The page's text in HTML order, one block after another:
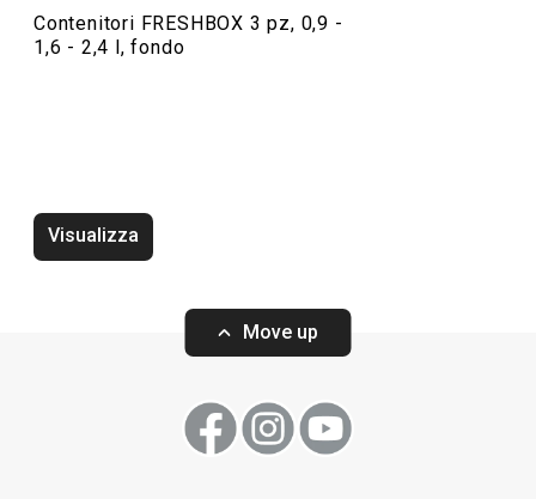
termica isolante
Contenitori FRESHBOX 3 pz, 0,9 -
1,6 - 2,4 l, fondo
Visualizza
Move up